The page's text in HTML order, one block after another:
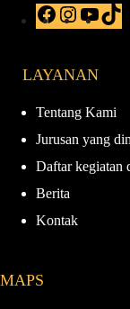
F
a
b
o
I
n
a
r
a
m
Y
o
e
i
LAYANAN
Tentang Kami
Jurusan yang
Daftar kegiatan
Berita
Kontak
MAPS